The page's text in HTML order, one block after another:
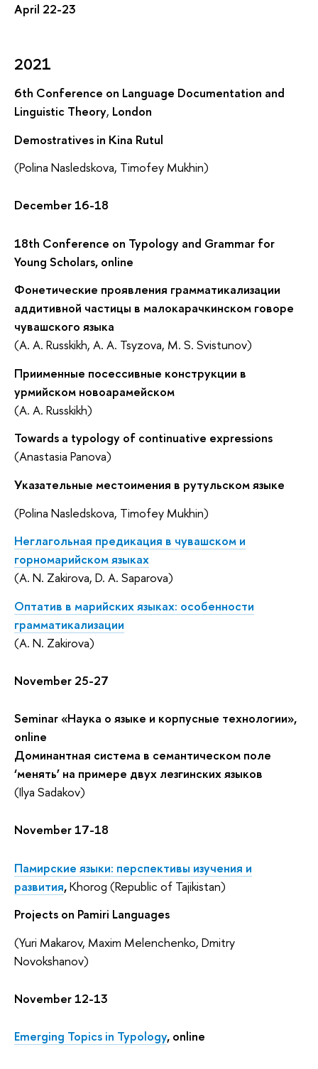
April 22-23
2021
6th Conference on Language Documentation and
Linguistic Theory, London
Demostratives in Kina Rutul
(Polina Nasledskova, Timofey Mukhin)
December 16-18
18th Conference on Typology and Grammar for
Young Scholars, online
Фонетические проявления грамматикализации
аддитивной частицы в малокарачкинском говоре
чувашского языка
(A. A. Russkikh, A. A. Tsyzova, M. S. Svistunov)
Приименные посессивные конструкции в
урмийском новоарамейском
(A. A. Russkikh)
Towards a typology of continuative expressions
(Anastasia Panova)
Указательные местоимения в рутульском языке
(Polina Nasledskova, Timofey Mukhin)
Неглагольная предикация в чувашском и
горномарийском языках
(A. N. Zakirova, D. A. Saparova)
Оптатив в марийских языках: особенности
грамматикализации
(A. N. Zakirova)
November 25-27
Seminar «Наука о языке и корпусные технологии»,
online
Доминантная система в семантическом поле
‘менять’ на примере двух лезгинских языков
(Ilya Sadakov)
November 17-18
Памирские языки: перспективы изучения и
развития,Khorog (Republic of Tajikistan)
Projects on Pamiri Languages
(Yuri Makarov, Maxim Melenchenko, Dmitry
Novokshanov)
November 12-13
Emerging Topics in Typology, online